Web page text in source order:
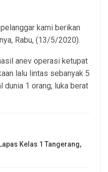
kami berikan
Rabu, (13/5/2020).
anev operasi ketupat
lalu lintas sebanyak 5
dunia 1 orang, luka berat
Kelas 1 Tangerang,